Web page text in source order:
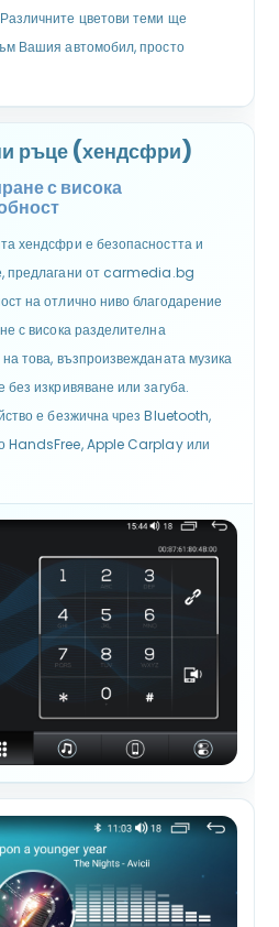
цветови теми ще
Вашия автомобил, просто
ръце (хендсфри)
с висока
хендсфри е безопасността и
предлагани от carmedia.bg
на отлично ниво благодарение
с висока разделителна
това, възпроизвежданата музика
изкривяване или загуба.
е безжична чрез Bluetooth,
HandsFree, Apple Carplay или